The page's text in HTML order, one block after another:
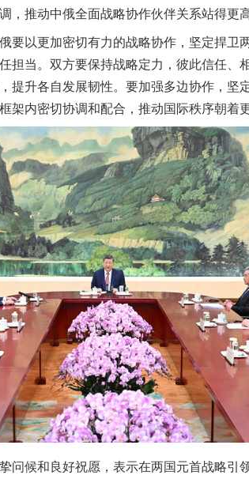
，推动中俄全面战略协作伙伴关系站得更
以更加密切有力的战略协作，坚定捍卫
担当。双方要保持战略定力，彼此信任、
提升各自发展韧性。要加强多边协作，坚
架内密切协调和配合，推动国际秩序朝着
候和良好祝愿，表示在两国元首战略引
一纸欠条伤亲情 巡回调解促和解..